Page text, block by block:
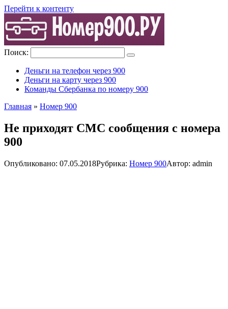
Перейти к контенту
Поиск:
Деньги на телефон через 900
Деньги на карту через 900
Команды Сбербанка по номеру 900
Главная » Номер 900
Не приходят СМС сообщения с номера
900
Опубликовано: 07.05.2018Рубрика: Номер 900Автор: admin